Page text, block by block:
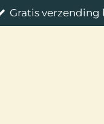
Gratis verzending